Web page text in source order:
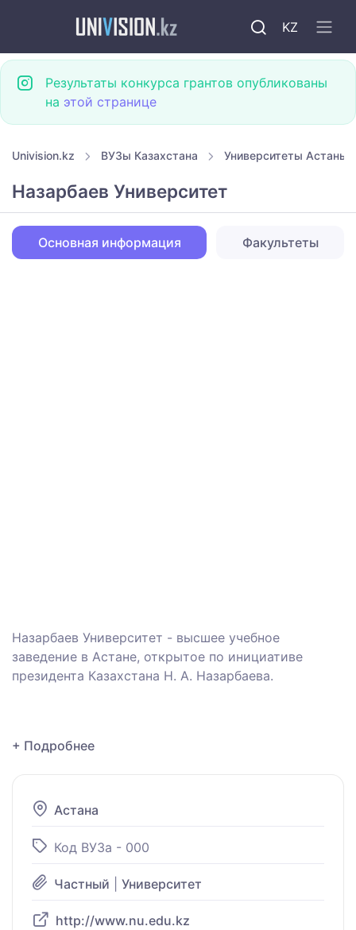
KZ
Результаты конкурса грантов опубликованы
на этой странице
Univision.kz ВУЗы Казахстана Университеты Астаны
Назарбаев Университет
Основная информация Факультеты
Назарбаев Университет - высшее учебное
заведение в Астане, открытое по инициативе
президента Казахстана Н. А. Назарбаева.
+ Подробнее
Астана
Код ВУЗа - 000
Частный Университет
http://www.nu.edu.kz